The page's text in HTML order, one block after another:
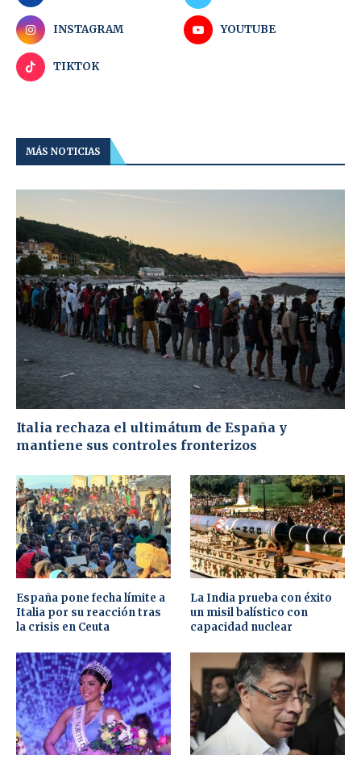
INSTAGRAM YOUTUBE
TIKTOK
MÁS NOTICIAS
Italia rechaza el ultimátum de España y
mantiene sus controles fronterizos
España pone fecha límite a
Italia por su reacción tras
la crisis en Ceuta
La India prueba con éxito
un misil balístico con
capacidad nuclear